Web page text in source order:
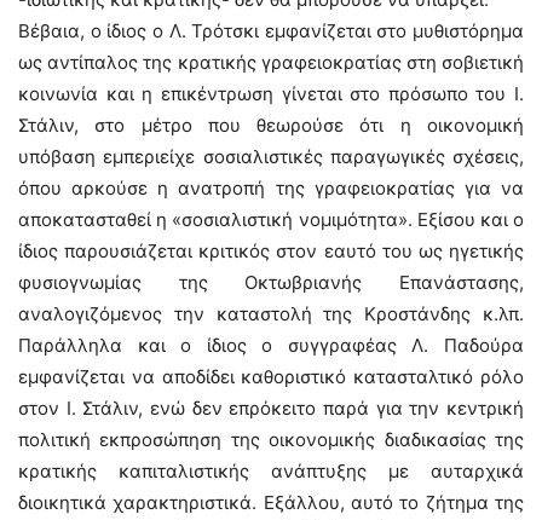
Βέβαια, ο ίδιος ο Λ. Τρότσκι εμφανίζεται στο μυθιστόρημα
ως αντίπαλος της κρατικής γραφειοκρατίας στη σοβιετική
κοινωνία και η επικέντρωση γίνεται στο πρόσωπο του Ι.
Στάλιν, στο μέτρο που θεωρούσε ότι η οικονομική
υπόβαση εμπεριείχε σοσιαλιστικές παραγωγικές σχέσεις,
όπου αρκούσε η ανατροπή της γραφειοκρατίας για να
αποκατασταθεί η «σοσιαλιστική νομιμότητα». Εξίσου και ο
ίδιος παρουσιάζεται κριτικός στον εαυτό του ως ηγετικής
φυσιογνωμίας της Οκτωβριανής Επανάστασης,
αναλογιζόμενος την καταστολή της Κροστάνδης κ.λπ.
Παράλληλα και ο ίδιος ο συγγραφέας Λ. Παδούρα
εμφανίζεται να αποδίδει καθοριστικό κατασταλτικό ρόλο
στον Ι. Στάλιν, ενώ δεν επρόκειτο παρά για την κεντρική
πολιτική εκπροσώπηση της οικονομικής διαδικασίας της
κρατικής καπιταλιστικής ανάπτυξης με αυταρχικά
διοικητικά χαρακτηριστικά. Εξάλλου, αυτό το ζήτημα της